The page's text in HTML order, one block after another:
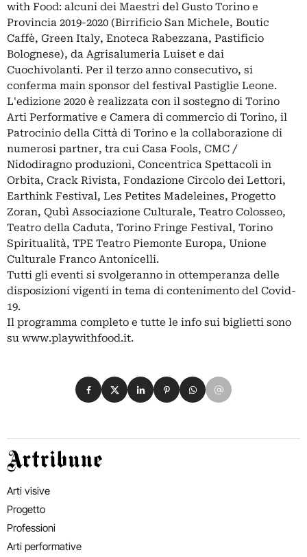
with Food: alcuni dei Maestri del Gusto Torino e
Provincia 2019-2020 (Birrificio San Michele, Boutic
Caffè, Green Italy, Enoteca Rabezzana, Pastificio
Bolognese), da Agrisalumeria Luiset e dai
Cuochivolanti. Per il terzo anno consecutivo, si
conferma main sponsor del festival Pastiglie Leone.
L'edizione 2020 è realizzata con il sostegno di Torino
Arti Performative e Camera di commercio di Torino, il
Patrocinio della Città di Torino e la collaborazione di
numerosi partner, tra cui Casa Fools, CMC /
Nidodiragno produzioni, Concentrica Spettacoli in
Orbita, Crack Rivista, Fondazione Circolo dei Lettori,
Earthink Festival, Les Petites Madeleines, Progetto
Zoran, Qubì Associazione Culturale, Teatro Colosseo,
Teatro della Caduta, Torino Fringe Festival, Torino
Spiritualità, TPE Teatro Piemonte Europa, Unione
Culturale Franco Antonicelli.
Tutti gli eventi si svolgeranno in ottemperanza delle
disposizioni vigenti in tema di contenimento del Covid-
19.
Il programma completo e tutte le info sui biglietti sono
su www.playwithfood.it.
Condividi su Facebook
Condividi su X
Condividi su LinkedIn
Condividi su Pinterest
Condividi su WhatsApp
Condividi su Email
Artribune
Arti visive
Progetto
Professioni
Arti performative